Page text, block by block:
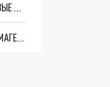
"ОЧЕНЬ ПЛОХИЕ НОВОСТИ": БОЛЬШАЯ ОШИБКА PALANTIR В РОССИИ. СТРАНЫ НАТО ВПЕРВЫЕ ЗА СВО ОСТАНОВИЛИ ПОСТАВКИ ОРУЖИЯ. ВСУ ТЕРЯЮТ ПРИГРАНИЧЬЕ?
ТРИ ГЛАВНЫХ ИНСАЙДА ОБ СВО. ОТМЕНА МОБИЛИЗАЦИИ И ВОЗВРАЩЕНИЕ "ГЕНЕРАЛА АРМАГЕДДОНА"? ОТЛИЧНЫЕ НОВОСТИ, КОТОРЫЕ ЖДАЛИ ВСЕ